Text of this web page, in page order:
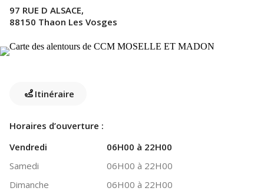
97 RUE D ALSACE,
88150 Thaon Les Vosges
Itinéraire
Horaires d’ouverture :
Vendredi
06H00 à 22H00
Samedi
06H00 à 22H00
Dimanche
06H00 à 22H00